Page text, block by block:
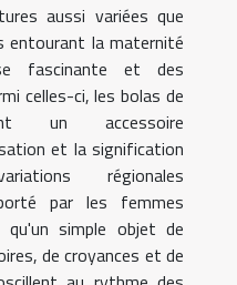
aussi variées que
entourant la maternité
fascinante et des
celles-ci, les bolas de
un accessoire
et la signification
régionales
par les femmes
simple objet de
de croyances et de